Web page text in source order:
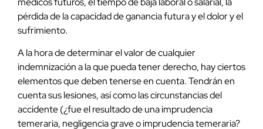
pérdida de la capacidad de ganancia futura y el dolor y el
sufrimiento.
A la hora de determinar el valor de cualquier
indemnización a la que pueda tener derecho, hay ciertos
elementos que deben tenerse en cuenta. Tendrán en
cuenta sus lesiones, así como las circunstancias del
accidente (¿fue el resultado de una imprudencia
temeraria, negligencia grave o imprudencia temeraria?